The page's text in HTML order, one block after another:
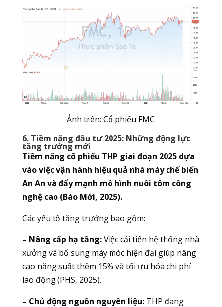
Ảnh trên: Cổ phiếu FMC
6. Tiềm năng đầu tư 2025: Những động lực
tăng trưởng mới
Tiềm năng cổ phiếu THP giai đoạn 2025 dựa
vào việc vận hành hiệu quả nhà máy chế biến
An An và đẩy mạnh mô hình nuôi tôm công
nghệ cao (Báo Mới, 2025).
Các yếu tố tăng trưởng bao gồm:
– Nâng cấp hạ tầng:Việc cải tiến hệ thống nhà
xưởng và bổ sung máy móc hiện đại giúp nâng
cao năng suất thêm 15% và tối ưu hóa chi phí
lao động (PHS, 2025).
– Chủ động nguồn nguyên liệu:THP đang